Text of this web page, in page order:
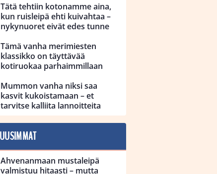
Tätä tehtiin kotonamme aina,
kun ruisleipä ehti kuivahtaa –
nykynuoret eivät edes tunne
Tämä vanha merimiesten
klassikko on täyttävää
kotiruokaa parhaimmillaan
Mummon vanha niksi saa
kasvit kukoistamaan – et
tarvitse kalliita lannoitteita
UUSIMMAT
Ahvenanmaan mustaleipä
valmistuu hitaasti – mutta